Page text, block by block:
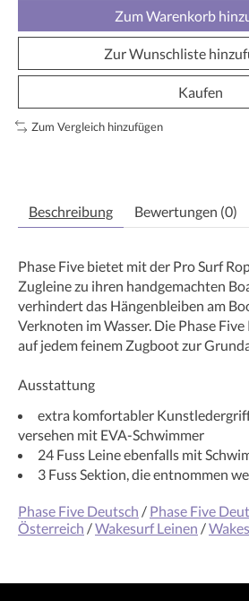
Zum Warenkorb
Zur Wunschliste
Kaufen
Zum Vergleich hinzufügen
Beschreibung Bewertungen (0)
Phase Five bietet mit der Pro Surf
Zugleine zu ihren handgemachten
verhindert das Hängenbleiben am
Verknoten im Wasser. Die Phase
auf jedem feinem Zugboot zur
Ausstattung
extra komfortabler
versehen mit EVA-Schwimmer
24 Fuss Leine ebenfalls mit
3 Fuss Sektion, die entnommen
Phase Five Deutsch / Phase Five
Österreich /Wakesurf Leinen /